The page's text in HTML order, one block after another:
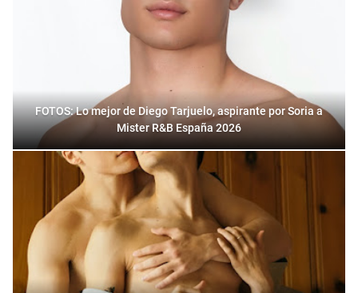
FOTOS: Lo mejor de Diego Tarjuelo, aspirante por Soria a
Mister R&B España 2026